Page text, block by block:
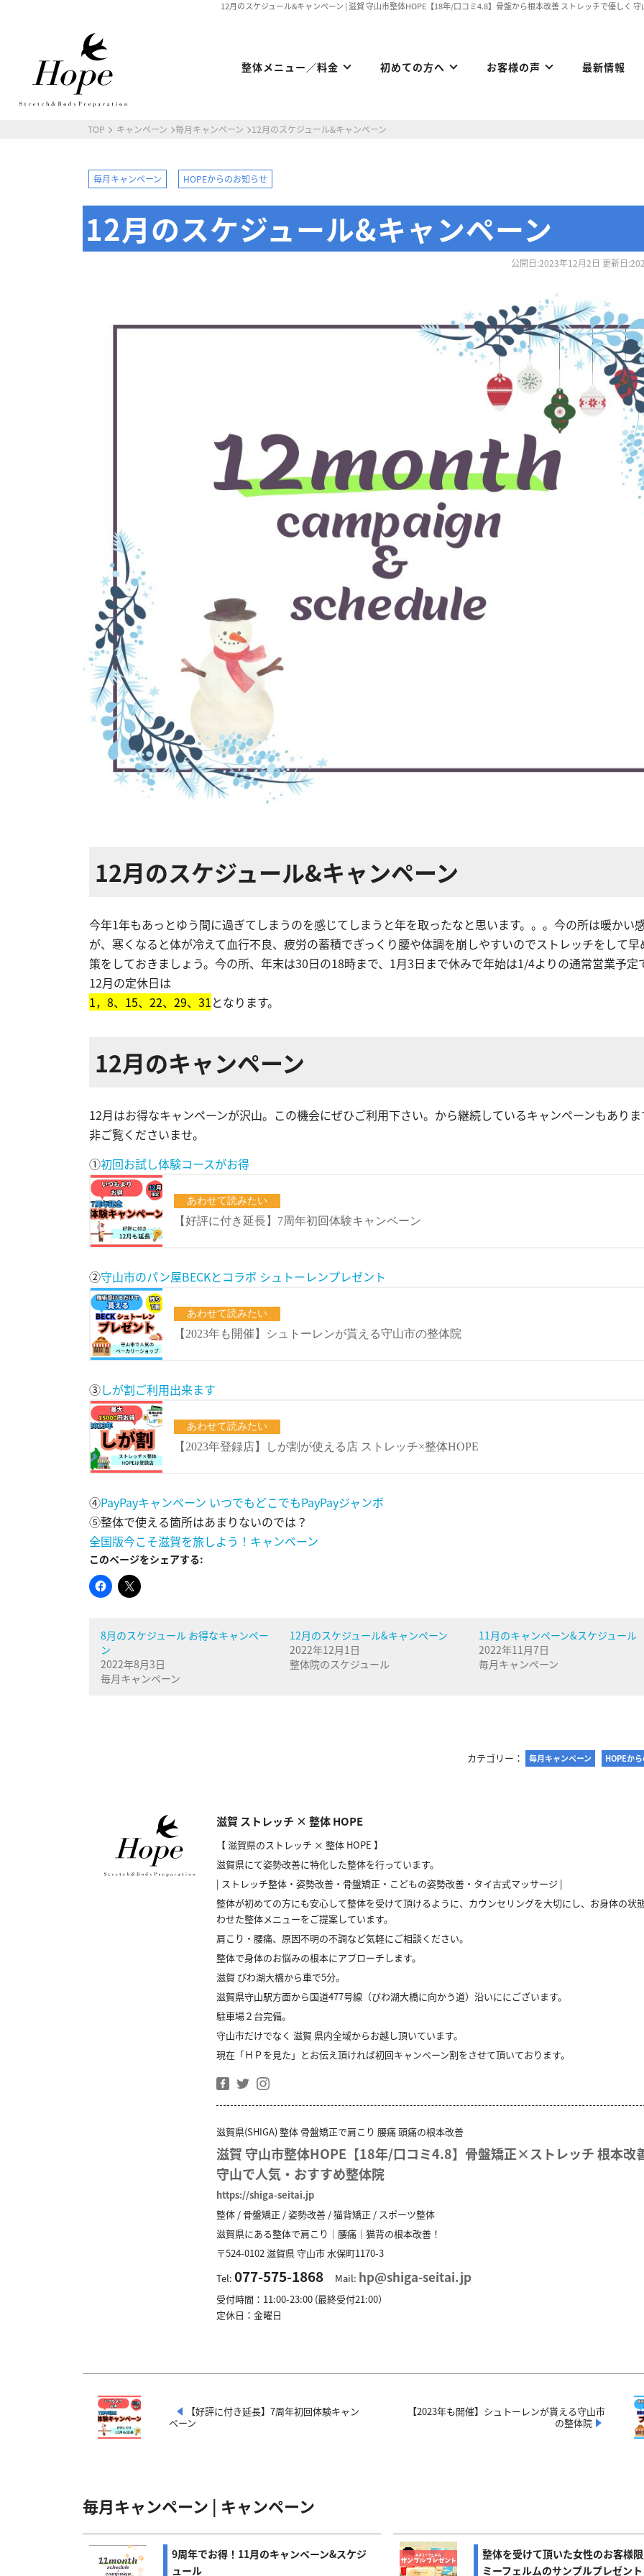
12月のスケジュール&キャンペーン | 滋賀 守山市整体HOPE【18年/口コミ4.8】骨盤から根本改善 ストレッチで優しく
整体メニュー／料金 初めての方へ お客様の声 最新情報
TOP キャンペーン 毎月キャンペーン 12月のスケジュール&キャンペーン
毎月キャンペーン HOPEからのお知らせ
12月のスケジュール&キャンペーン
公開日:2023年12月2日 更新日
12月のスケジュール&キャンペーン
今年1年もあっとゆう間に過ぎてしまうのを感じてしまうと年を取ったなと思います。。。今の所は暖かい
が、寒くなると体が冷えて血行不良、疲労の蓄積でぎっくり腰や体調を崩しやすいのでストレッチをして早
策をしておきましょう。今の所、年末は30日の18時まで、1月3日まで休みで年始は1/4よりの通常営業予定
12月の定休日は
1，8、15、22、29、31となります。
12月のキャンペーン
12月はお得なキャンペーンが沢山。この機会にぜひご利用下さい。から継続しているキャンペーンもありま
非ご覧くださいませ。
①初回お試し体験コースがお得
②守山市のパン屋BECKとコラボ シュトーレンプレゼント
③しが割ご利用出来ます
④PayPayキャンペーン いつでもどこでもPayPayジャンボ
⑤整体で使える箇所はあまりないのでは？
全国版今こそ滋賀を旅しよう！キャンペーン
このページをシェアする:
8月のスケジュール お得なキャンペー
ン
2022年8月3日
毎月キャンペーン
12月のスケジュール&キャンペーン
2022年12月1日
整体院のスケジュール
11月のキャンペーン&スケジュール
2022年11月7日
毎月キャンペーン
カテゴリー： 毎月キャンペーン HOPEか
滋賀 ストレッチ × 整体 HOPE
【 滋賀県のストレッチ × 整体 HOPE 】
滋賀県にて姿勢改善に特化した整体を行っています。
| ストレッチ整体・姿勢改善・骨盤矯正・こどもの姿勢改善・タイ古式マッサージ |
整体が初めての方にも安心して整体を受けて頂けるように、カウンセリングを大切にし、お身体の状
わせた整体メニューをご提案しています。
肩こり・腰痛、原因不明の不調など気軽にご相談ください。
整体で身体のお悩みの根本にアプローチします。
滋賀 びわ湖大橋から車で5分。
滋賀県守山駅方面から国道477号線（びわ湖大橋に向かう道）沿いににございます。
駐車場２台完備。
守山市だけでなく 滋賀 県内全域からお越し頂いています。
現在「ＨＰを見た」とお伝え頂ければ初回キャンペーン割をさせて頂いております。
滋賀県(SHIGA) 整体 骨盤矯正で肩こり 腰痛 頭痛の根本改善
滋賀 守山市整体HOPE【18年/口コミ4.8】骨盤矯正×ストレッチ 根本改
守山で人気・おすすめ整体院
https://shiga-seitai.jp
整体 / 骨盤矯正 / 姿勢改善 / 猫背矯正 / スポーツ整体
滋賀県にある整体で肩こり｜腰痛｜猫背の根本改善！
〒524-0102滋賀県守山市水保町1170-3
Tel:077-575-1868 Mail: hp@shiga-seitai.jp
受付時間：11:00-23:00 (最終受付21:00）
定休日：金曜日
【好評に付き延長】7周年初回体験キャン
ペーン
【2023年も開催】シュトーレンが貰える守山市
の整体院
毎月キャンペーン | キャンペーン
9周年でお得！11月のキャンペーン&スケジ
ュール
整体を受けて頂いた女性のお客様
ミーフェルムのサンプルプレゼント
LINE予約の流れ